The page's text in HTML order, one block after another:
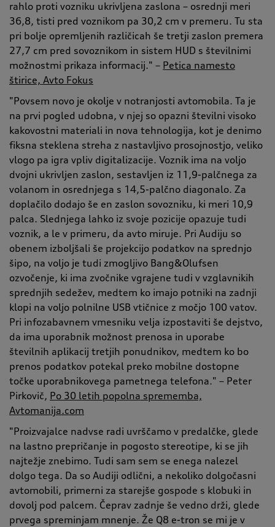
rahlo proti vozniku ukrivljena zaslona – osrednji meri
36,8, tisti pred voznikom pa 30,2 cm v premeru. Tu sta
pri bolje opremljenih različicah še tretji zaslon premera
27,7 cm pred sovoznikom in sistem HUD s številnimi
možnostmi prikaza informacij." – Petica namesto
štirice, Avto Fokus
"Povsem novo je okolje v notranjosti avtomobila. Ta je
na prvi pogled udobna, v njej so opazni številni visoko
kakovostni materiali in nova tehnologija, kot je denimo
fiksna steklena streha z nastavljivo prosojnostjo, veliko
vlogo pa igra vpliv digitalizacije. Voznik ima na voljo
dvojni ukrivljen zaslon, sestavljen iz 11,9-palčnega za
volanom in osrednjega s 14,5-palčno diagonalo. Za
doplačilo dodajo še en zaslon sovozniku, ki meri 10,9
palca. Slednjega lahko iz svoje pozicije opazuje tudi
voznik, a le v primeru, da avto miruje. Pri Audiju so
obenem izboljšali še projekcijo podatkov na sprednjo
šipo, na voljo je tudi zmogljivo Bang&Olufsen
ozvočenje, ki ima zvočnike vgrajene tudi v vzglavnikih
sprednjih sedežev, medtem ko imajo potniki na zadnji
klopi na voljo polnilne USB vtičnice z močjo 100 vatov.
Pri infozabavnem vmesniku velja izpostaviti še dejstvo,
da ima uporabnik možnost prenosa in uporabe
številnih aplikacij tretjih ponudnikov, medtem ko bo
prenos podatkov potekal preko mobilne dostopne
točke uporabnikovega pametnega telefona." – Peter
Pirkovič, Po 30 letih popolna sprememba,
Avtomanija.com
"Proizvajalce nadvse radi uvrščamo v predalčke, glede
na lastno prepričanje in pogosto stereotipe, ki se jih
najtežje znebimo. Tudi sam sem se enega nalezel
dolgo tega. Da so Audiji odlični, a nekoliko dolgočasni
avtomobili, primerni za starejše gospode s klobuki in
dovolj pod palcem. Čeprav zadnje še vedno drži, glede
prvega spreminjam mnenje. Že Q8 e-tron se mi je v